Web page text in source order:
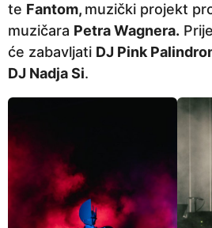
p
r
i
j
e
te Fantom, muzički projekt
muzičara Petra Wagnera.
će zabavljati DJ Pink
DJ Nadja Si.